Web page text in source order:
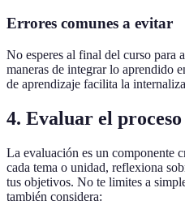
Errores comunes a evitar
No esperes al final del curso para
maneras de integrar lo aprendido
de aprendizaje facilita la
4. Evaluar el
La evaluación es un componente
cada tema o unidad, reflexiona
tus objetivos. No te limites a
también considera: